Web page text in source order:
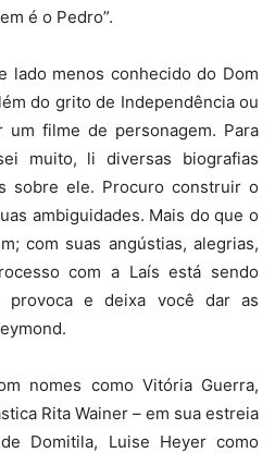
é o Pedro”.
lado menos conhecido do Dom
do grito de Independência ou
um filme de personagem. Para
muito, li diversas biografias
sobre ele. Procuro construir o
ambiguidades. Mais do que o
com suas angústias, alegrias,
com a Laís está sendo
provoca e deixa você dar as
nomes como Vitória Guerra,
Rita Wainer – em sua estreia
Domitila, Luise Heyer como